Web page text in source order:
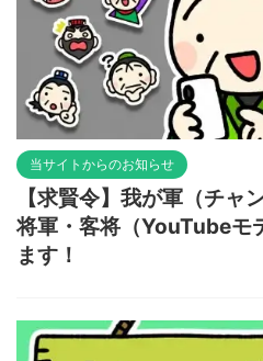
当サイトからのお知らせ
【求賢令】我が軍（チャ
将軍・客将（YouTubeモ
ます！